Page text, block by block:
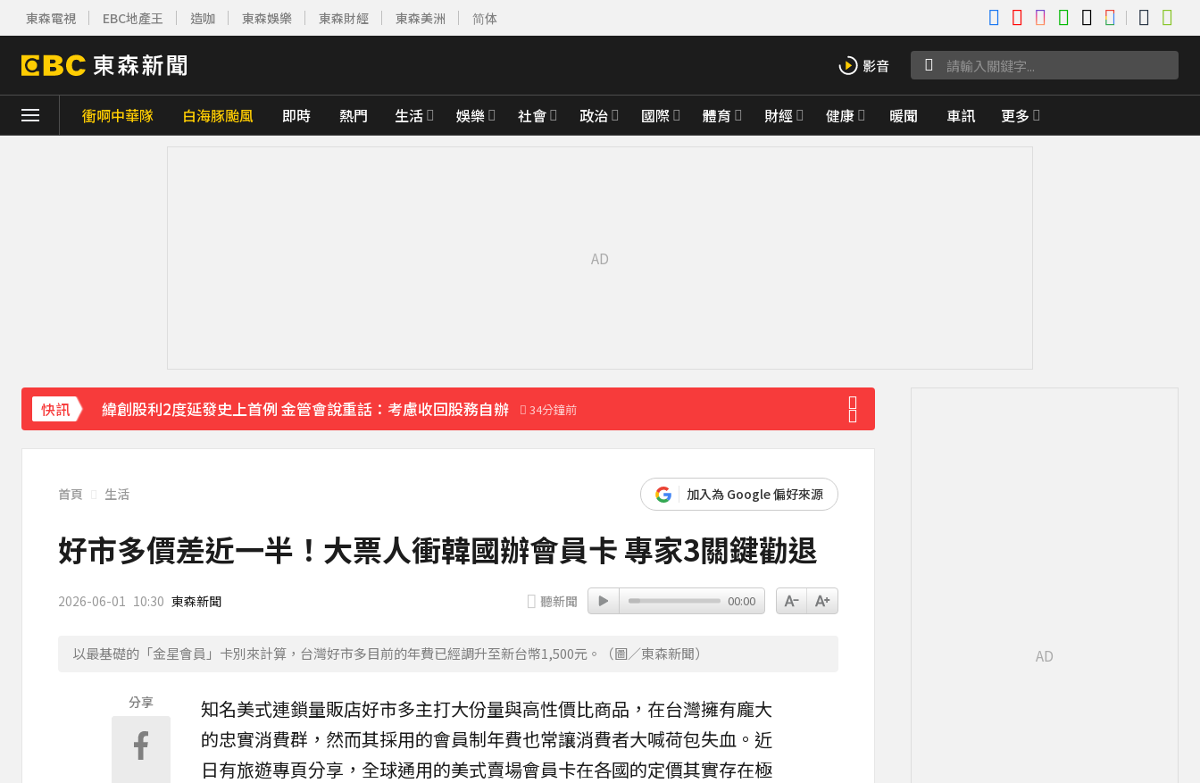
東森電視 EBC地產王 造咖 東森娛樂 東森財經 東森美洲 简体
衝啊中華隊 白海豚颱風 即時 熱門 生活 娛樂 社會 政治 國際 體育 財經 健康 暖聞 車訊 更多
快訊 緯創股利2度延發史上首例 金管會說重話：考慮收回股務自辦 34分鐘前
行政院院區一早停電 原因找到了 57分鐘前
《理財達人秀》X 安聯投信免費講座報名中！搶先卡位 2027
97萬網紅「肥大叔」驟逝！2天前才開直播 最後身影曝光粉鼻酸
首頁 生活 加入為 Google 偏好來源
好市多價差近一半！大票人衝韓國辦會員卡 專家3關鍵勸退
2026-06-01 10:30 東森新聞 聽新聞 00:00
以最基礎的「金星會員」卡別來計算，台灣好市多目前的年費已經調升至新台幣1,500元。（圖／東森新聞）
分享 知名美式連鎖量販店好市多主打大份量與高性價比商品，在台灣擁有龐大
的忠實消費群，然而其採用的會員制年費也常讓消費者大喊荷包失血。近
日有旅遊專頁分享，全球通用的美式賣場會員卡在各國的定價其實存在極